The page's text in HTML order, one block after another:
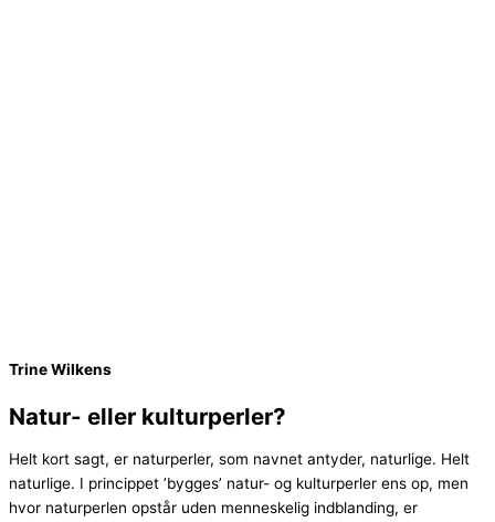
Trine Wilkens
Natur- eller kulturperler?
Helt kort sagt, er naturperler, som navnet antyder, naturlige. Helt
naturlige. I princippet ’bygges’ natur- og kulturperler ens op, men
hvor naturperlen opstår uden menneskelig indblanding, er